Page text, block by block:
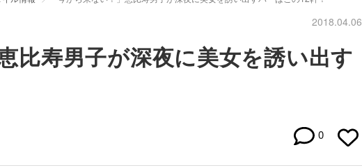
2018.04.06
比寿男子が深夜に美女を誘い出す
0